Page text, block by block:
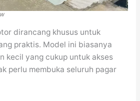
dirancang khusus untuk
praktis. Model ini biasanya
kecil yang cukup untuk akses
perlu membuka seluruh pagar